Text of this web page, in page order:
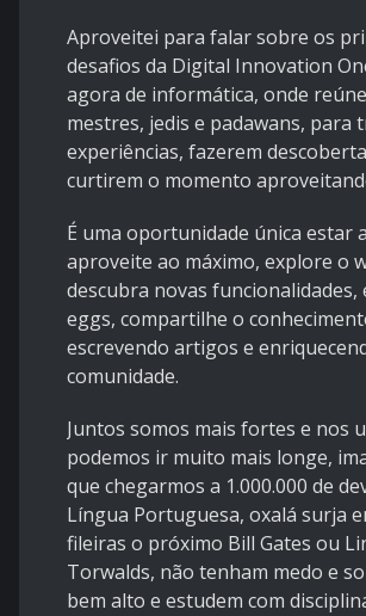
Aproveitei para falar sobre os
desafios da Digital Innovation
agora de informática, onde
mestres, jedis e padawans, para
experiências, fazerem
curtirem o momento
É uma oportunidade única estar
aproveite ao máximo, explore o
descubra novas funcionalidades,
eggs, compartilhe o
escrevendo artigos e
comunidade.
Juntos somos mais fortes e nos
podemos ir muito mais longe,
que chegarmos a 1.000.000 de
Língua Portuguesa, oxalá surja
fileiras o próximo Bill Gates ou
Torwalds, não tenham medo e
bem alto e estudem com